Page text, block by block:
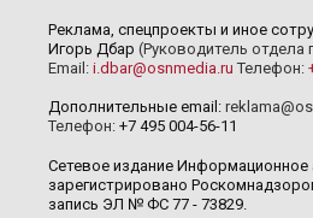
Реклама, спецпроекты и иное
Игорь Дбар (Руководитель отдела
Email: i.dbar@osnmedia.ru Телефон:
Дополнительные email:
Телефон: +7 495 004-56-11
Сетевое издание Информационное
зарегистрировано
запись ЭЛ № ФС 77 - 73829.